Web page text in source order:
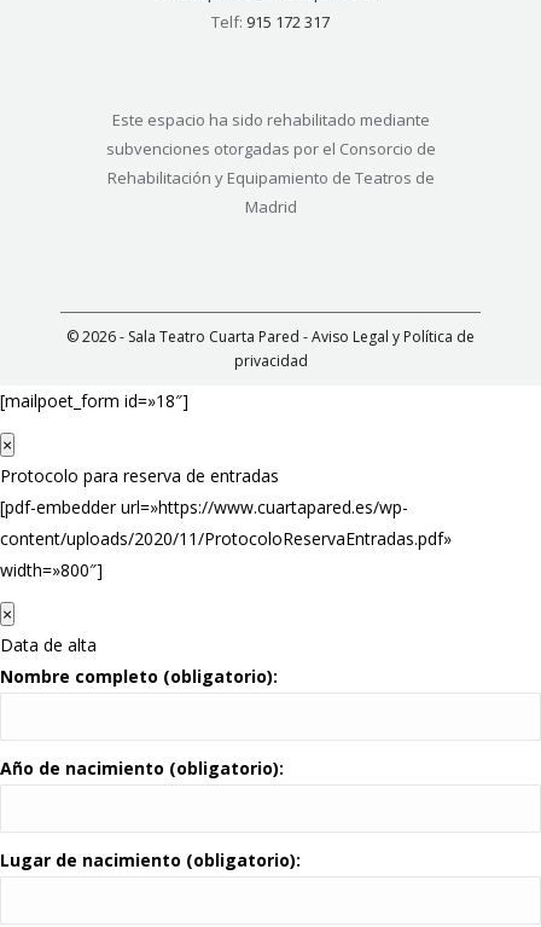
Telf: 915 172 317
Este espacio ha sido rehabilitado mediante
subvenciones otorgadas por el Consorcio de
Rehabilitación y Equipamiento de Teatros de
Madrid
© 2026 - Sala Teatro Cuarta Pared -Aviso Legal y Política de
privacidad
[mailpoet_form id=»18″]
×
Protocolo para reserva de entradas
[pdf-embedder url=»https://www.cuartapared.es/wp-
content/uploads/2020/11/ProtocoloReservaEntradas.pdf»
width=»800″]
×
Data de alta
Nombre completo (obligatorio):
Año de nacimiento (obligatorio):
Lugar de nacimiento (obligatorio):